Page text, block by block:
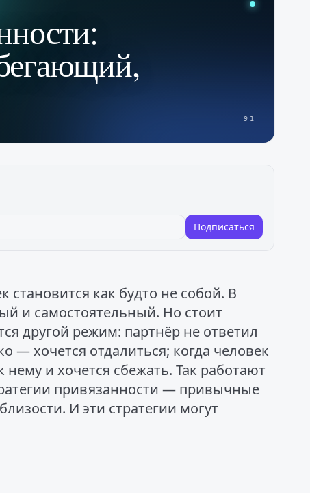
91
Подписаться
становится как будто не собой. В
и самостоятельный. Но стоит
другой режим: партнёр не ответил
— хочется отдалиться; когда человек
и хочется сбежать. Так работают
привязанности — привычные
И эти стратегии могут